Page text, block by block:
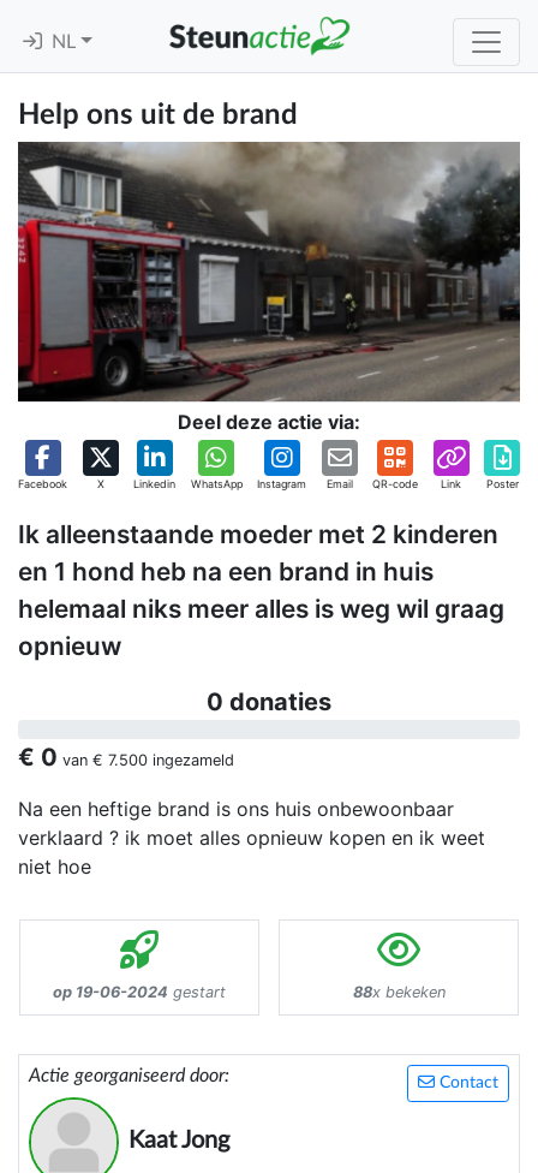
NL
Help ons uit de brand
Deel deze actie via:
Facebook X Linkedin WhatsApp Instagram Email QR-code Link Poster
Ik alleenstaande moeder met 2 kinderen
en 1 hond heb na een brand in huis
helemaal niks meer alles is weg wil graag
opnieuw
0 donaties
€ 0 van € 7.500 ingezameld
Na een heftige brand is ons huis onbewoonbaar
verklaard ? ik moet alles opnieuw kopen en ik weet
niet hoe
op 19-06-2024 gestart 88x bekeken
Contact
Actie georganiseerd door:
Kaat Jong